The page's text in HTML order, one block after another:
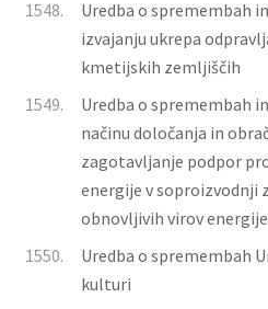
1548.
Uredba o spremembah
izvajanju ukrepa
kmetijskih zemljiščih
1549.
Uredba o spremembah
načinu določanja in
zagotavljanje podpor
energije v soproizvodnji
obnovljivih virov energije
1550.
Uredba o spremembah
kulturi